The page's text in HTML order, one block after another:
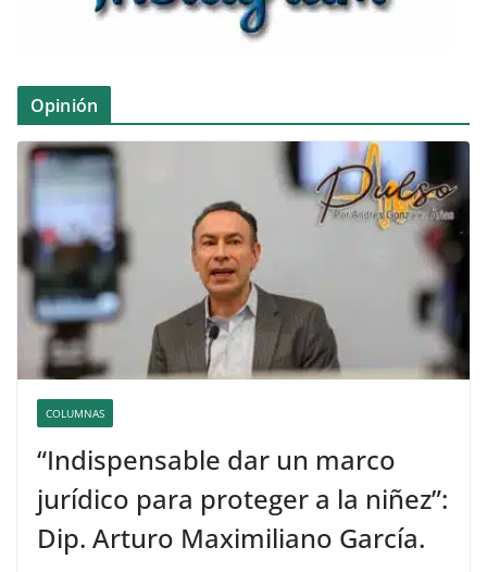
Opinión
COLUMNAS
“Indispensable dar un marco
jurídico para proteger a la niñez”:
Dip. Arturo Maximiliano García.